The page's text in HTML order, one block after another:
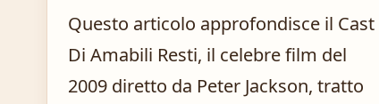
Questo articolo approfondisce il Cast
Di Amabili Resti, il celebre film del
2009 diretto da Peter Jackson, tratto